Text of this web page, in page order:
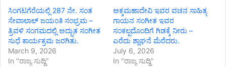
ಸಿಂಗಟಗೆರೆಯಲ್ಲಿ 287 ನೇ. ಸಂತ
ಸೇವಾಲಾಲ್ ಜಯಂತಿ ಸಂಭ್ರಮ –
ತ್ರಿವಳಿ ಸಂಗಮದಲ್ಲಿ ಅದ್ಭುತ ಸಂಗೀತ
ಸುಧೆ ಕಾರ್ಯಕ್ರಮ ಜರಗಿತು.
March 9, 2026
In "ರಾಜ್ಯ ಸುದ್ದಿ"
ಅಕ್ಕಮಹಾದೇವಿ ಇವರ ವಚನ ಸಾಹಿತ್ಯ
ಗಾಯನ ಸಂಗೀತ ಇವರ
ಸಂಕಲ್ಪದೊಂದಿಗೆ ಗಿಡಕ್ಕೆ ನೀರು –
ಎರೆದು ಶ್ಲಾಘನೆ ಮೆರೆದರು.
July 6, 2026
In "ರಾಜ್ಯ ಸುದ್ದಿ"